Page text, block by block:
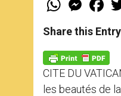
t
s
p
p
e
s
e
g
e
r
a
e
b
k
Share this Entry
CITE DU
les beautés de